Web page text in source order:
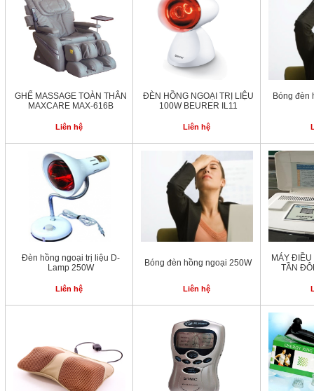
GHẾ MASSAGE TOÀN THÂN
MAXCARE MAX-616B
Liên hệ
ĐÈN HỒNG NGOẠI TRỊ LIỆU
100W BEURER IL11
Liên hệ
Bóng đèn
Đèn hồng ngoại trị liệu D-
Lamp 250W
Liên hệ
Bóng đèn hồng ngoại 250W
Liên hệ
MÁY ĐIỀU
TẦN